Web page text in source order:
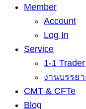
Member
Account
Log In
Service
1-1
งานบรรย
CMT & CFTe
Blog